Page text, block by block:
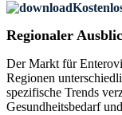
Regionaler
Der Markt für
Regionen
spezifische Trends
Gesundheitsbedarf